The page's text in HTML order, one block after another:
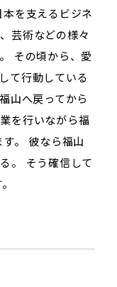
を支えるビジネ
芸術などの様々
その頃から、愛
て行動している
山へ戻ってから
を行いながら福
。 彼なら福山
。 そう確信して